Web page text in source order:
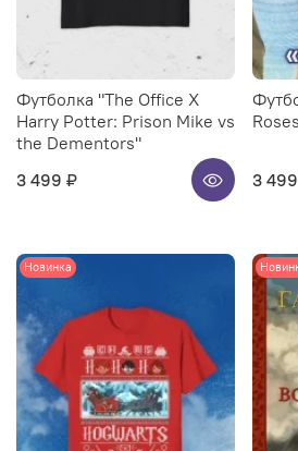
Футболка "The Office X
Harry Potter: Prison Mike vs
the Dementors"
3 499 ₽
3
Новинка